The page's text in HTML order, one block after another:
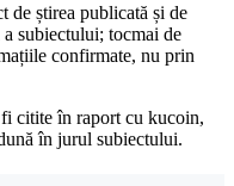
de știrea publicată și de
subiectului; tocmai de
confirmate, nu prin
citite în raport cu kucoin,
în jurul subiectului.